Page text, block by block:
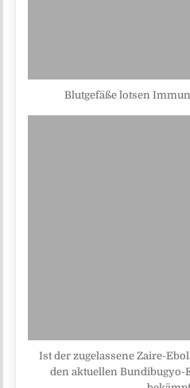
Blutgefäße lotsen
Ist der zugelassene Zaire-
den aktuellen